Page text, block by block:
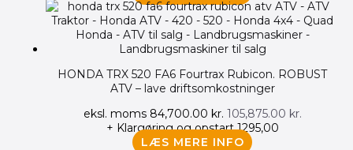
HONDA TRX 520 FA6 Fourtrax Rubicon. ROBUST
ATV – lave driftsomkostninger
eksl. moms 84,700.00 kr. 105,875.00 kr.
+ Klargøring og opstart 1295,00
LÆS MERE INFO